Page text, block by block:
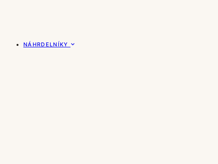
NÁHRDELNÍKY